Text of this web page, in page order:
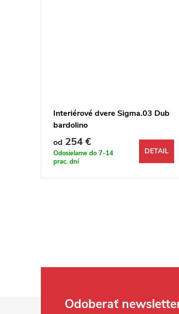
Interiérové dvere Sigma.03 Dub
bardolino
od 254 €
Odosielame do 7-14
prac. dní
DETAIL
Odoberať